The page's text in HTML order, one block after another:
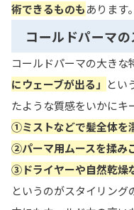
術できるものもあります。
コールドパーマ
コールドパーマの大きな
にウェーブが出る」 とい
たような質感をいかにキ
①ミストなどで髪全体を
②パーマ用ムースを揉み
③ドライヤーや自然乾燥
というのがスタイリング